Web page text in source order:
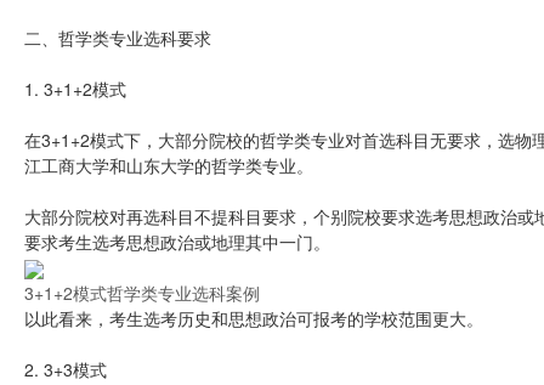
二、哲学类专业选科要求
1. 3+1+2模式
在3+1+2模式下，大部分院校的哲学类专业对首选科目无要求，选
江工商大学和山东大学的哲学类专业。
大部分院校对再选科目不提科目要求，个别院校要求选考思想政治
要求考生选考思想政治或地理其中一门。
3+1+2模式哲学类专业选科案例
以此看来，考生选考历史和思想政治可报考的学校范围更大。
2. 3+3模式